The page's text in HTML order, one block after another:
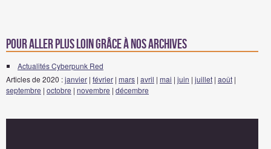
Pour aller plus loin grâce à nos archives
Actualités Cyberpunk Red
Articles de 2020 :janvier | février | mars | avril | mai | juin | juillet | août |
septembre | octobre | novembre | décembre